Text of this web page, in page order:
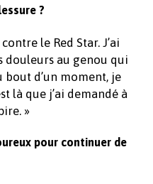
?
le Red Star. J’ai
douleurs au genou qui
d’un moment, je
là que j’ai demandé à
»
pour continuer de